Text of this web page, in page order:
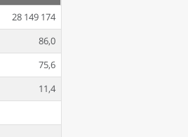
28 149 174
86,0
75,6
11,4